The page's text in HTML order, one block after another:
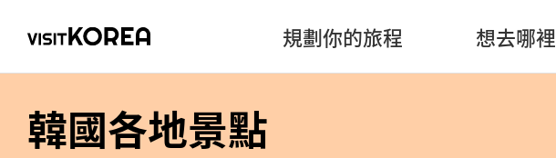
規劃你的旅程 想去哪裡
韓國各地景點